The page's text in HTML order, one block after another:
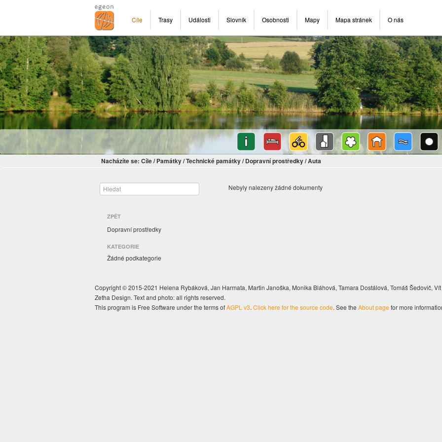
Cíle Trasy Události Slovník Osobnosti Mapy Mapa stránek O nás
Nacházíte se: Cíle/ Památky/Technické památky/ Dopravní prostředky/Auta
ZPĚT
Dopravní prostředky
KATEGORIE
Žádné podkategorie
Nebyly nalezeny žádné dokumenty
Copyright © 2015-2021 Helena Rybáková, Jan Harmata, Martin Janoška, Monika Bláhová, Tamara Dostálová, Tomáš Šedovič,
Zetha Design. Text and photo: all rights reserved.
This program is Free Software under the terms ofAGPL v3. Click here for the source code. See the About pagefor more